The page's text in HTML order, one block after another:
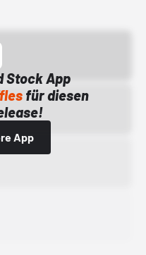
Stock App
für diesen
App